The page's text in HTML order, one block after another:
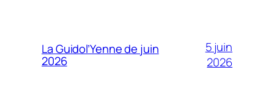
La Guidol’Yenne de juin
2026
5 juin
2026